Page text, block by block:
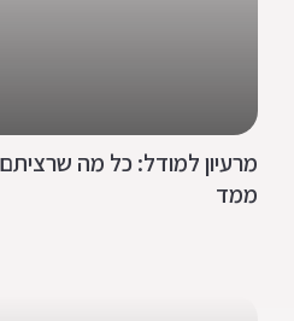
מרעיון למודל: כל מה
ממד